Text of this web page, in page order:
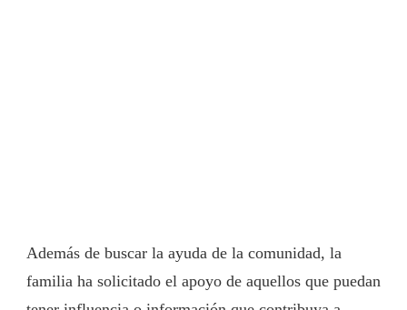
Además de buscar la ayuda de la comunidad, la
familia ha solicitado el apoyo de aquellos que puedan